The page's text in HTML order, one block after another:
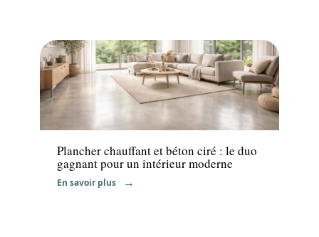
Décoration Interieure
Plancher chauffant et béton ciré : le duo
gagnant pour un intérieur moderne
En savoir plus